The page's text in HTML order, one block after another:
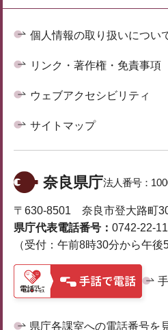
個人情報の取り扱いについ
リンク・著作権・免責事項
ウェブアクセシビリティ
サイトマップ
奈良県庁法人番号：
〒630-8501 奈良市登大路町
県庁代表電話番号： 0742-22-
（受付：午前8時30分から午後
県庁各課室への電話番号を